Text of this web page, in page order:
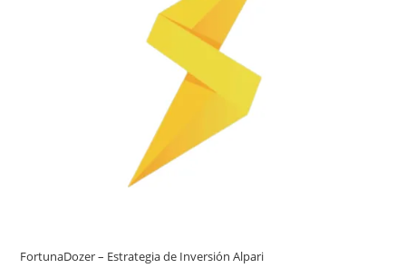
FortunaDozer – Estrategia de Inversión Alpari